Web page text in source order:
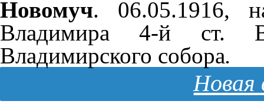
Новомуч. 06.05.1916,
Владимира 4-й ст.
Владимирского собора.
Новая